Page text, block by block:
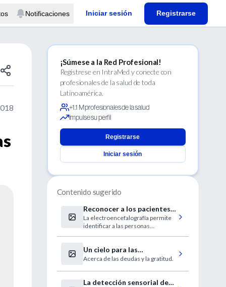
Notificaciones Iniciar sesión Registrarse
¡Súmese a la Red Profesional!
Regístrese en IntraMed y conecte con
profesionales de la salud de toda
Latinoamérica.
+1.1 M profesionales de la salud
Impulse su perfil
Registrarse
Iniciar sesión
Contenido sugerido
Reconocer a los pacientes
en coma que reaccionan
ante las palabras
La electroencefalografía permite
identificar a las personas
moverse, reconocen el lenguaje
hablado
Un cielo para las
enfermeras
Acerca de las deudas y la gratitud.
La detección sensorial de